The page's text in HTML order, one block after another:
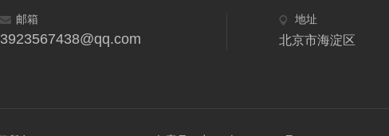
邮箱
3923567438@qq.com
地址
北京市海淀区